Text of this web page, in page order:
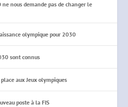
ne nous demande pas de changer le
olympique pour 2030
sont connus
aux Jeux olympiques
poste à la FIS